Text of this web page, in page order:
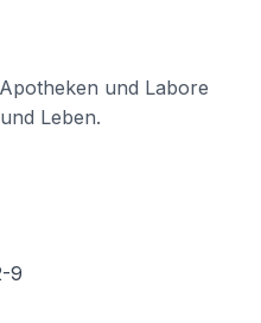
und Labore
Leben.
9